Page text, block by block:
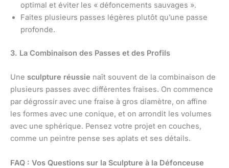
optimal et éviter les « défoncements sauvages ».
Faites plusieurs passes légères plutôt qu’une passe
profonde.
3. La Combinaison des Passes et des Profils
Une sculpture réussie naît souvent de la combinaison de
plusieurs passes avec différentes fraises. On commence
par dégrossir avec une fraise à gros diamètre, on affine
les formes avec une conique, et on arrondit les volumes
avec une sphérique. Pensez votre projet en couches,
comme un peintre pense ses aplats et ses détails.
FAQ : Vos Questions sur la Sculpture à la Défonceuse